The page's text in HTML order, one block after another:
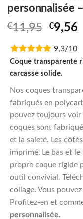
personnalisée
€11,95
was:
€9,56
9,3/10
Coque transparente
carcasse solide.
Nos coques
fabriqués en
pouvez toujours voir
coques sont
et la saleté. Les
imprimé. Le bas et
propre coque rigide
outil convivial.
collage. Vous
Profitez-en et
personnalisée.